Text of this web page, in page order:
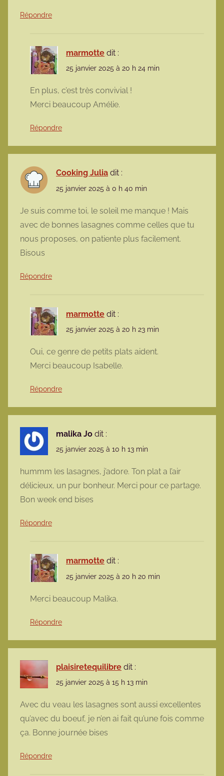
Répondre
marmotte dit :
25 janvier 2025 à 20 h 24 min
En plus, c’est très convivial !
Merci beaucoup Amélie.
Répondre
Cooking Julia dit :
25 janvier 2025 à 0 h 40 min
Je suis comme toi, le soleil me manque ! Mais
avec de bonnes lasagnes comme celles que tu
nous proposes, on patiente plus facilement.
Bisous
Répondre
marmotte dit :
25 janvier 2025 à 20 h 23 min
Oui, ce genre de petits plats aident.
Merci beaucoup Isabelle.
Répondre
malika Jo dit :
25 janvier 2025 à 10 h 13 min
hummm les lasagnes, j’adore. Ton plat a l’air
délicieux, un pur bonheur. Merci pour ce partage.
Bon week end bises
Répondre
marmotte dit :
25 janvier 2025 à 20 h 20 min
Merci beaucoup Malika.
Répondre
plaisiretequilibre dit :
25 janvier 2025 à 15 h 13 min
Avec du veau les lasagnes sont aussi excellentes
qu’avec du boeuf, je n’en ai fait qu’une fois comme
ça. Bonne journée bises
Répondre